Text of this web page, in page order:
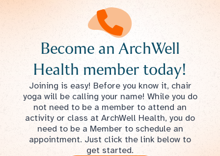
Become an ArchWell
Health member today!
Joining is easy! Before you know it, chair
yoga will be calling your name! While you do
not need to be a member to attend an
activity or class at ArchWell Health, you do
need to be a Member to schedule an
appointment. Just click the link below to
get started.